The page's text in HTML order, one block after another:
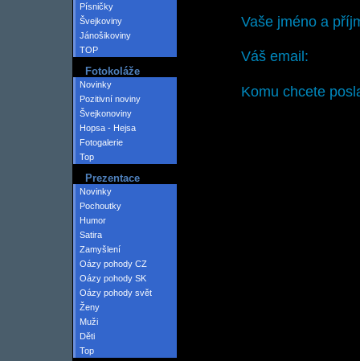
Vaše jméno a
Váš email:
Komu chcete
Písničky
Švejkoviny
Jánošikoviny
TOP
Fotokoláže
Novinky
Pozitivní noviny
Švejkonoviny
Hopsa - Hejsa
Fotogalerie
Top
Prezentace
Novinky
Pochoutky
Humor
Satira
Zamyšlení
Oázy pohody CZ
Oázy pohody SK
Oázy pohody svět
Ženy
Muži
Děti
Top